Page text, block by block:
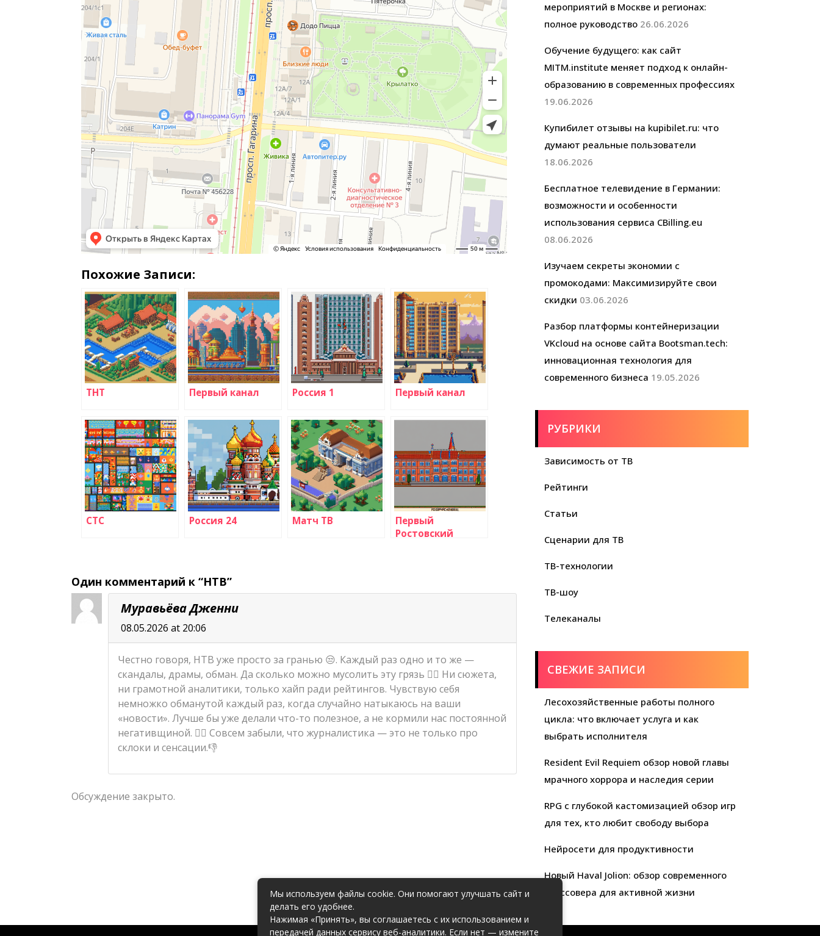
Похожие Записи:
ТНТ Первый канал Россия 1 Первый канал
СТС Россия 24 Матч ТВ
Первый
Ростовский
Один комментарий к “НТВ”
Муравьёва Дженни
08.05.2026 at 20:06
Честно говоря, НТВ уже просто за гранью 😒. Каждый раз одно и то же —
скандалы, драмы, обман. Да сколько можно мусолить эту грязь 🤦‍♀️ Ни сюжета,
ни грамотной аналитики, только хайп ради рейтингов. Чувствую себя
немножко обманутой каждый раз, когда случайно натыкаюсь на ваши
«новости». Лучше бы уже делали что-то полезное, а не кормили нас постоянной
негативщиной. 🙅‍♀️ Совсем забыли, что журналистика — это не только про
склоки и сенсации.👎
Обсуждение закрыто.
мероприятий в Москве и регионах:
полное руководство 26.06.2026
Обучение будущего: как сайт
MITM.institute меняет подход к онлайн-
образованию в современных профессиях
19.06.2026
Купибилет отзывы на kupibilet.ru: что
думают реальные пользователи
18.06.2026
Бесплатное телевидение в Германии:
возможности и особенности
использования сервиса CBilling.eu
08.06.2026
Изучаем секреты экономии с
промокодами: Максимизируйте свои
скидки 03.06.2026
Разбор платформы контейнеризации
VKcloud на основе сайта Bootsman.tech:
инновационная технология для
современного бизнеса 19.05.2026
РУБРИКИ
Зависимость от ТВ
Рейтинги
Статьи
Сценарии для ТВ
ТВ-технологии
ТВ-шоу
Телеканалы
СВЕЖИЕ ЗАПИСИ
Лесохозяйственные работы полного
цикла: что включает услуга и как
выбрать исполнителя
Resident Evil Requiem обзор новой главы
мрачного хоррора и наследия серии
RPG с глубокой кастомизацией обзор игр
для тех, кто любит свободу выбора
Нейросети для продуктивности
Новый Haval Jolion: обзор современного
кроссовера для активной жизни
Мы используем файлы cookie. Они помогают улучшать сайт и
делать его удобнее.
Нажимая «Принять», вы соглашаетесь с их использованием и
передачей данных сервису веб-аналитики. Если нет — измените